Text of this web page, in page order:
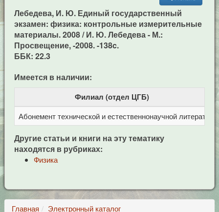
Лебедева, И. Ю. Единый государственный
экзамен: физика: контрольные измерительные
материалы. 2008 / И. Ю. Лебедева - М.:
Просвещение, -2008. -138c.
ББК: 22.3
Имеется в наличии:
Филиал (отдел ЦГБ)
Абонемент технической и естественнонаучной литерат
Другие статьи и книги на эту тематику
находятся в рубриках:
Физика
Главная
Электронный каталог